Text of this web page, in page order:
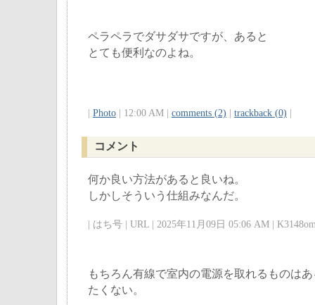
ペラペラでダサダサですが、あると
とても便利なのよね。
Photo | 12:00 AM | comments (2) trackback (0)
コメント
何か良い方法があると良いね。
しかしそういう仕組みなんだ。
| はち号 | URL | 2025年11月09日 05:06 AM |
もちろん有線で室内の電源を取れるものは
たくない。